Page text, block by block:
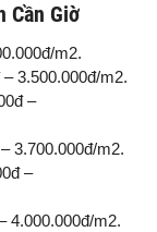
Cần Giờ
m2.
3.500.000đ/m2.
–
3.700.000đ/m2.
–
4.000.000đ/m2.